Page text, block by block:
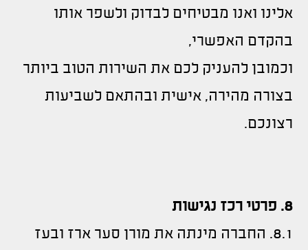
אלינו ואנו מבטיחים לבדוק ולשפר אותו
בהקדם האפשרי,
וכמובן להעניק לכם את השירות הטוב ביותר
בצורה מהירה, אישית ובהתאם לשביעות
רצונכם.
8. פרטי רכז נגישות
8.1. החברה מינתה את מורן סער ארז ובעז